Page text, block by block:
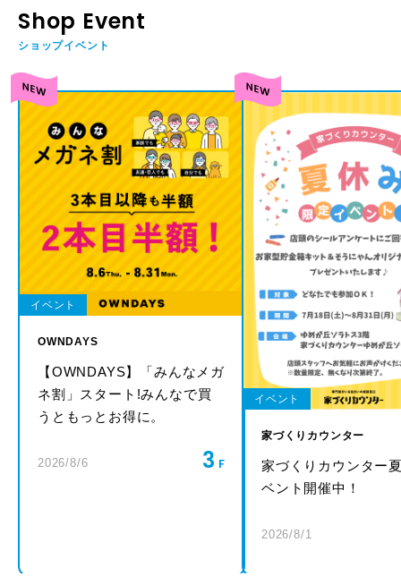
Shop Event
ショップイベント
イベント
OWNDAYS
【OWNDAYS】「みんなメガ
ネ割」スタート!みんなで買
うともっとお得に。
2026/8/6 3
イベント
家づくりカウンター
家づくりカウンター
ベント開催中！
2026/8/1